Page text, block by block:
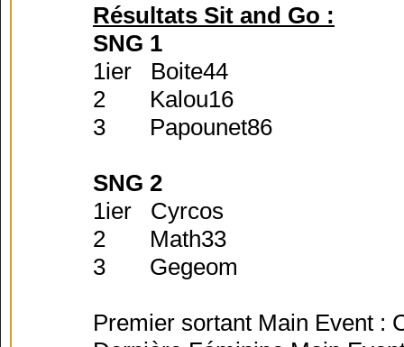
Résultats Sit and Go :
SNG 1
1ier Boite44
2 Kalou16
3 Papounet86
SNG 2
1ier Cyrcos
2 Math33
3 Gegeom
Premier sortant Main Event :